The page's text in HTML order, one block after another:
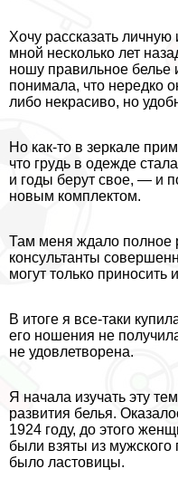
Хочу рассказать
мной несколько лет
ношу правильное белье
понимала, что нередко
либо некрасиво, но
Но как-то в зеркале
что гpyдь в одежде
и годы берут свое, — и
новым комплектом.
Там меня ждало полное
консультанты
могут только приносить
В итоге я все-таки
его ношения не
не удовлетворена.
Я начала изучать эту
развития белья.
1924 году, до этого
были взяты из мужского
было ластовицы.